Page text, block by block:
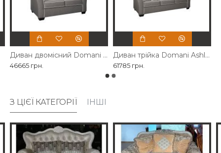
Диван двомісний Domani Ashley
46665 грн.
Диван трійка Domani Ashley
61785 грн.
З ЦІЄЇ КАТЕГОРІЇ ІНШІ